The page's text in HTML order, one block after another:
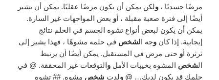
مرضًا جسديًا ،ولكن يمكن أن يكون مرضًا عقليًا. يمكن أن يشير
أيضًا إلى فترة صعبة مقبلة ، أو بعض المواجهات غير السارة.
يمكن أن يكون لبعض أنواع تشوه الجسم في الحلم نتائج
إيجابية. إذا كانوجه الشخص في حلمه مشوهًا ، فهذا يشير إلى
ثرثرة أو حتى مرض في المستقبل. يمكن أيضًا أن يرتبط
الشخص المشوه بخيبات الأملوالتوقعات غير المحققة. @ في
حلمك قد يكون لديك… @ولدت شخص مشوه. ## تشوه